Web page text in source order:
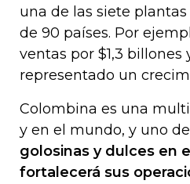
una de las siete
de 90 países. Por
ventas por $1,3
representado un
Colombina es una
y en el mundo, y uno
golosinas y dulces en
fortalecerá sus